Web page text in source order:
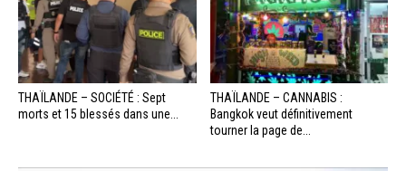
THAÏLANDE – SOCIÉTÉ : Sept
morts et 15 blessés dans une...
THAÏLANDE – CANNABIS :
Bangkok veut définitivement
tourner la page de...